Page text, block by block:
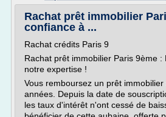
Rachat prêt immobilier
confiance à ...
Rachat crédits Paris 9
Rachat prêt immobilier Paris 9ème :
notre expertise !
Vous remboursez un prêt
années. Depuis la date de
les taux d'intérêt n'ont cessé de